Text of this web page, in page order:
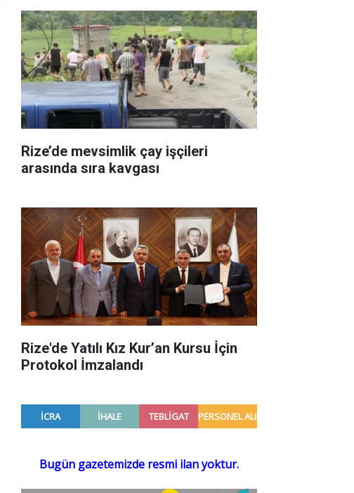
Rize’de mevsimlik çay işçileri
arasında sıra kavgası
Rize'de Yatılı Kız Kur’an Kursu İçin
Protokol İmzalandı